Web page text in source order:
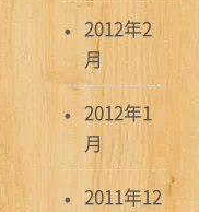
2012年2
月
2012年1
月
2011年12